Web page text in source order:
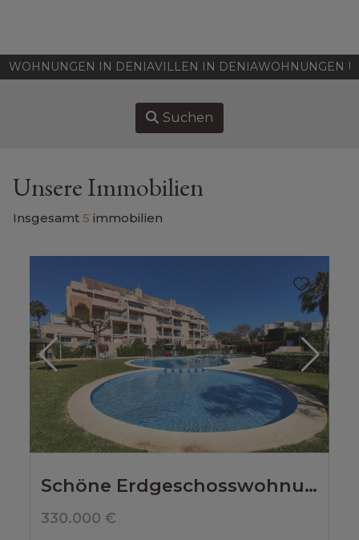
IMMOBILIEN ZU VERKAUFEN
KONTAKT
WOHNUNGEN IN DENIAVILLEN IN DENIAWOHNUNGEN
Suchen
Unsere Immobilien
Insgesamt 5 immobilien
Schöne Erdgeschosswohnung in den Marinas, Hotelzone Los Angeles.
330.000 €